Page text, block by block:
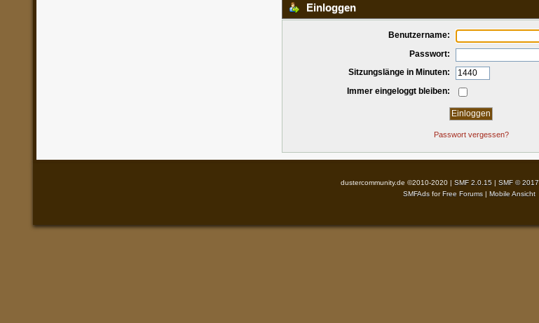
Einloggen
Benutzername:
Passwort:
Sitzungslänge in Minuten:
Immer eingeloggt bleiben:
Passwort vergessen?
dustercommunity.de ©2010-2020 | SMF 2.0.15 | SMF © 2017
SMFAds forFree Forums | Mobile Ansicht